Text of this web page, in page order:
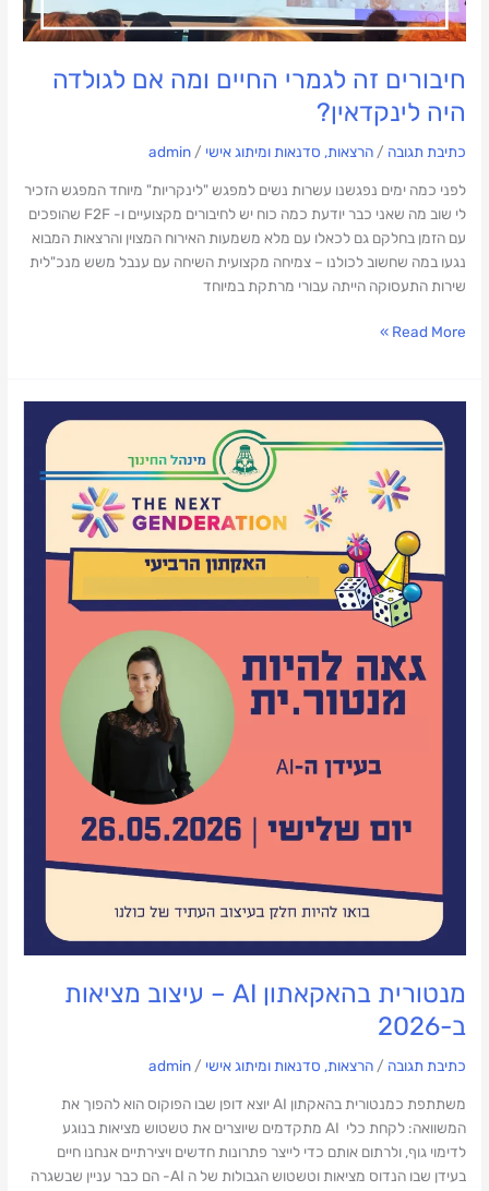
חיבורים זה לגמרי החיים ומה אם לגולדה
היה לינקדאין?
כתיבת תגובה /הרצאות, סדנאות ומיתוג אישי /
admin
לפני כמה ימים נפגשנו עשרות נשים למפגש "לינקריות" מיוחד המפגש הזכיר
לי שוב מה שאני כבר יודעת כמה כוח יש לחיבורים מקצועיים ו- F2F שהופכים
עם הזמן בחלקם גם לכאלו עם מלא משמעות האירוח המצוין והרצאות המבוא
נגעו במה שחשוב לכולנו – צמיחה מקצועית השיחה עם ענבל משש מנכ"לית
שירות התעסוקה הייתה עבורי מרתקת במיוחד
Read More »
מנטורית בהאקאתון AI – עיצוב מציאות
ב-2026
כתיבת תגובה /הרצאות, סדנאות ומיתוג אישי /
admin
משתתפת כמנטורית בהאקתון AI יוצא דופן שבו הפוקוס הוא להפוך את
המשוואה: לקחת כלי AI מתקדמים שיוצרים את טשטוש מציאות בנוגע
לדימוי גוף, ולרתום אותם כדי לייצר פתרונות חדשים ויצירתיים אנחנו חיים
בעידן שבו הנדוס מציאות וטשטוש הגבולות של ה AI- הם כבר עניין שבשגרה
בהאקאתון